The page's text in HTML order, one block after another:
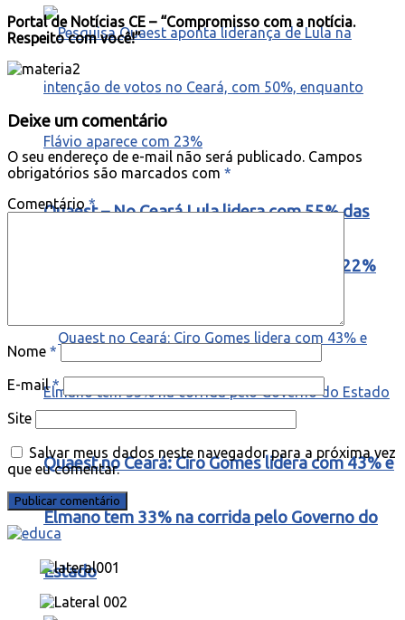
Quaest – No Ceará Lula lidera com 55% das
intenções de voto e Flavio aparece com 22%
Quaest no Ceará: Ciro Gomes lidera com 43% e
Elmano tem 33% na corrida pelo Governo do
Estado
Portal de Notícias CE – “Compromisso com a notícia.
Respeito com você!”
Deixe um comentário
O seu endereço de e-mail não será publicado. Campos
obrigatórios são marcados com *
Comentário*
Nome *
E-mail*
Site
Salvar meus dados neste navegador para a próxima vez
que eu comentar.